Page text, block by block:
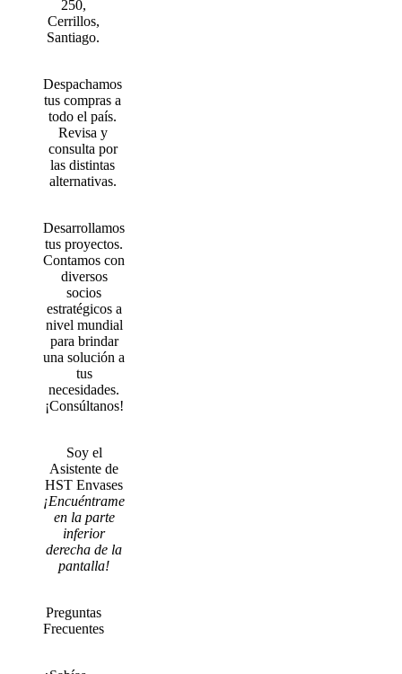
250,
Cerrillos,
Santiago.
Despachamos
tus compras a
todo el país.
Revisa y
consulta por
las distintas
alternativas.
Desarrollamos
tus proyectos.
Contamos con
diversos
socios
estratégicos a
nivel mundial
para brindar
una solución a
tus
necesidades.
¡Consúltanos!
Soy el
Asistente de
HST Envases
¡Encuéntrame
en la parte
inferior
derecha de la
pantalla!
Preguntas
Frecuentes